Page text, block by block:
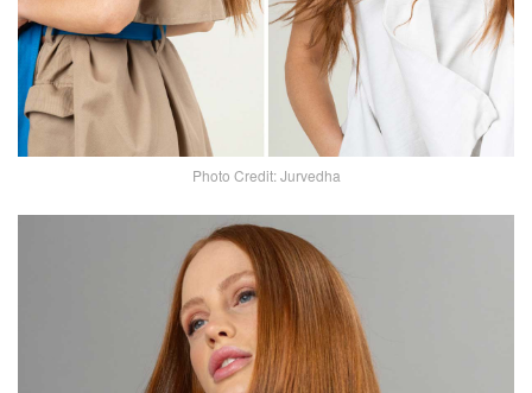
Photo Credit: Jurvedha